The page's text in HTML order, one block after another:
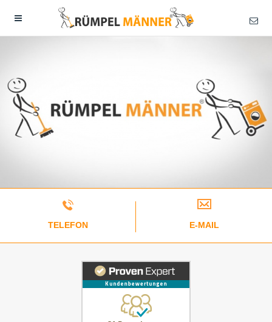
TELEFON E-MAIL